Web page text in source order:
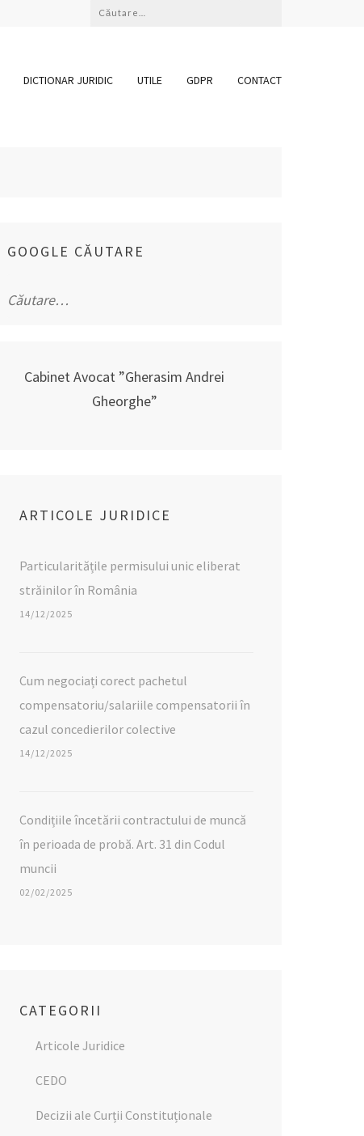
Caută
DICTIONAR JURIDIC UTILE GDPR CONTACT
GOOGLE CĂUTARE
după:
Cabinet Avocat ”Gherasim Andrei
Gheorghe”
ARTICOLE JURIDICE
Particularitățile permisului unic eliberat
străinilor în România
14/12/2025
Cum negociați corect pachetul
compensatoriu/salariile compensatorii în
cazul concedierilor colective
14/12/2025
Condițiile încetării contractului de muncă
în perioada de probă. Art. 31 din Codul
muncii
02/02/2025
CATEGORII
Articole Juridice
CEDO
Decizii ale Curții Constituționale